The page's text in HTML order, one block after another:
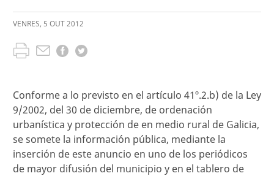
VENRES, 5 OUT2012
Conforme a lo previsto en el artículo 41º.2.b) de la Ley
9/2002, del 30 de diciembre, de ordenación
urbanística y protección de en medio rural de Galicia,
se somete la información pública, mediante la
inserción de este anuncio en uno de los periódicos
de mayor difusión del municipio y en el tablero de